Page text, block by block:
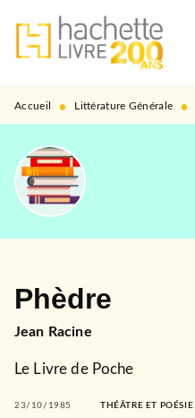
MENU RECHERCHE
PIED DE PAGE
Accueil • Littérature Générale •
Phèdre
Jean Racine
Le Livre de Poche
23/10/1985 THÉÂTRE ET POÉSIE